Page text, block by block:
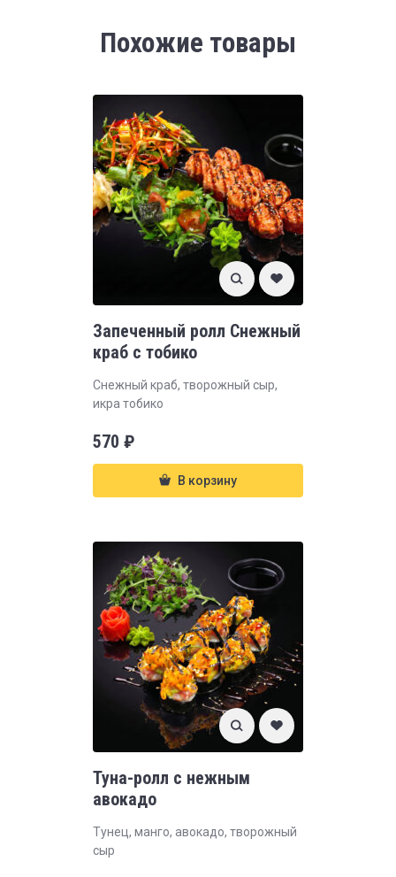
Похожие товары
Запеченный ролл Снежный
краб с тобико
Снежный краб, творожный сыр,
икра тобико
570 ₽
В корзину
Туна-ролл с нежным
авокадо
Тунец, манго, авокадо, творожный
сыр